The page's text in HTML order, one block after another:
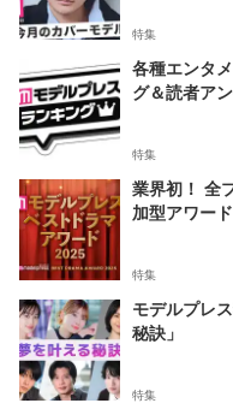
特集
各種エンタ
グ＆読者ア
特集
業界初！ 全
加型アワード
特集
モデルプレ
秘訣」
特集